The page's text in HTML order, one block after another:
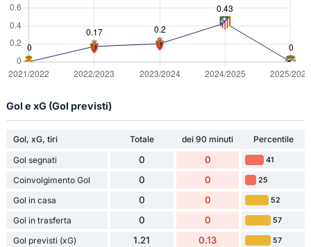
Gol e xG (Gol previsti)
Gol, xG, tiri Totale dei 90 minuti
Percentile
Gol segnati
0 0 41
Coinvolgimento Gol 0 0 25
Gol in casa 0 0 52
Gol in trasferta 0 0 57
Gol previsti (xG) 1.21 0.13 57